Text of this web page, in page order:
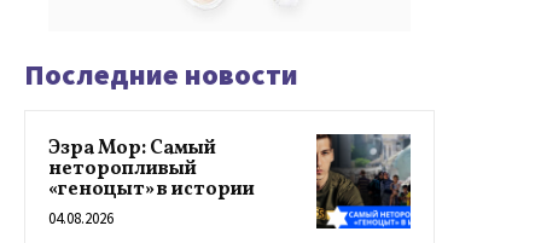
Последние новости
Эзра Мор: Самый
неторопливый
«геноцыт» в истории
04.08.2026